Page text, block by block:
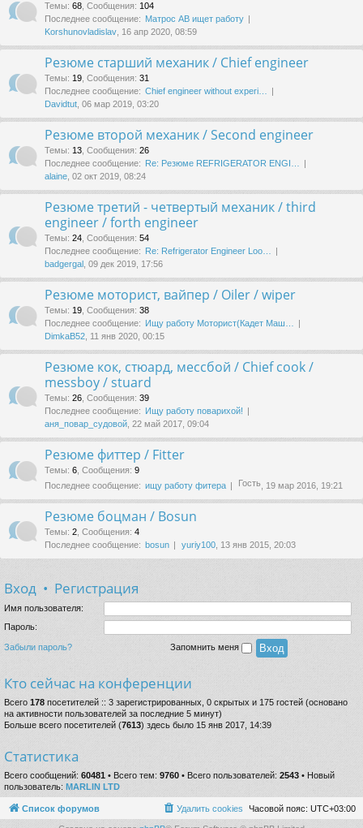
Темы: 68 Сообщения: 104
Последнее сообщение: Матрос АВ ищет работу
Korshunovladislav , 16 апр 2020, 08:59
Резюме старший механик / Chief engineer
Темы: 19 Сообщения: 31
Последнее сообщение: Chief engineer without experi…
Davidtut , 06 мар 2019, 03:20
Резюме второй механик / Second engineer
Темы: 13 Сообщения: 26
Последнее сообщение: Re: Резюме REFRIGERATOR ENGI…
alaine , 02 окт 2019, 08:24
Резюме третий - четвертый механик / third
engineer / forth engineer
Темы: 24 Сообщения: 54
Последнее сообщение: Re: Refrigerator Engineer Loo…
badgergal , 09 дек 2019, 17:56
Резюме моторист, вайпер / Oiler / wiper
Темы: 19 Сообщения: 38
Последнее сообщение: Ищу работу Моторист(Кадет Маш…
DimkaB52 , 11 янв 2020, 00:15
Резюме кок, стюард, мессбой / Chief cook /
messboy / stuard
Темы: 26 Сообщения: 39
Последнее сообщение: Ищу работу поварихой!
аня_повар_судовой , 22 май 2017, 09:04
Резюме фиттер / Fitter
Темы: 6 Сообщения: 9
Последнее сообщение: ищу работу фитера Гость , 19 мар 2016, 19:21
Резюме боцман / Bosun
Темы: 2 Сообщения: 4
Последнее сообщение: bosun yuriy100 , 13 янв 2015, 20:03
Вход • Регистрация
Имя пользователя:
Пароль:
Забыли пароль? Запомнить меня
Кто сейчас на конференции
Всего 178 посетителей :: 3 зарегистрированных, 0 скрытых и 175 гостей (основано
на активности пользователей за последние 5 минут)
Больше всего посетителей (7613) здесь было 15 янв 2017, 14:39
Статистика
Всего сообщений: 60481 • Всего тем: 9760 • Всего пользователей: 2543 • Новый
пользователь: MARLIN LTD
Список форумов Часовой пояс: UTC+03:00
Удалить cookies